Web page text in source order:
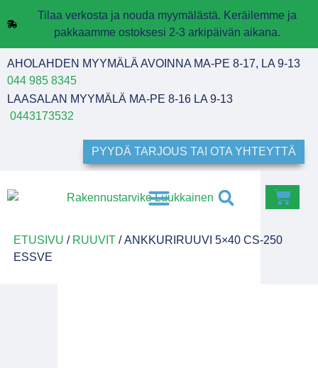
Tilaa verkosta ja nouda myymälästä. Keräilemme ja
pakkaamme ostoksesi 2-3 arkipäivän aikana.
AHOLAHDEN MYYMÄLÄ AVOINNA MA-PE 8-17, LA 9-13
044 985 8345
LAASALAN MYYMÄLÄ MA-PE 8-16 LA 9-13
0443173532
PYYDÄ TARJOUS TAI OTA YHTEYTTÄ
ETUSIVU / RUUVIT/ ANKKURIRUUVI 5×40 CS-250
ESSVE